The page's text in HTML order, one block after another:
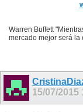
Warren Buffett
mercado mejor será la
15/07/2015